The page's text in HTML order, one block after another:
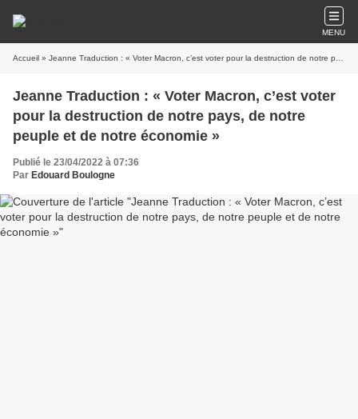
MENU
Accueil » Jeanne Traduction : « Voter Macron, c’est voter pour la destruction de notre pays, de notre peuple et de notre économie »
Jeanne Traduction : « Voter Macron, c’est voter
pour la destruction de notre pays, de notre
peuple et de notre économie »
Publié le 23/04/2022 à 07:36
Par Edouard Boulogne